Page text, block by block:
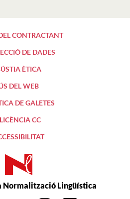
CONTRACTANT
DE DADES
ÈTICA
DEL WEB
DE GALETES
CC
Normalització Lingüística